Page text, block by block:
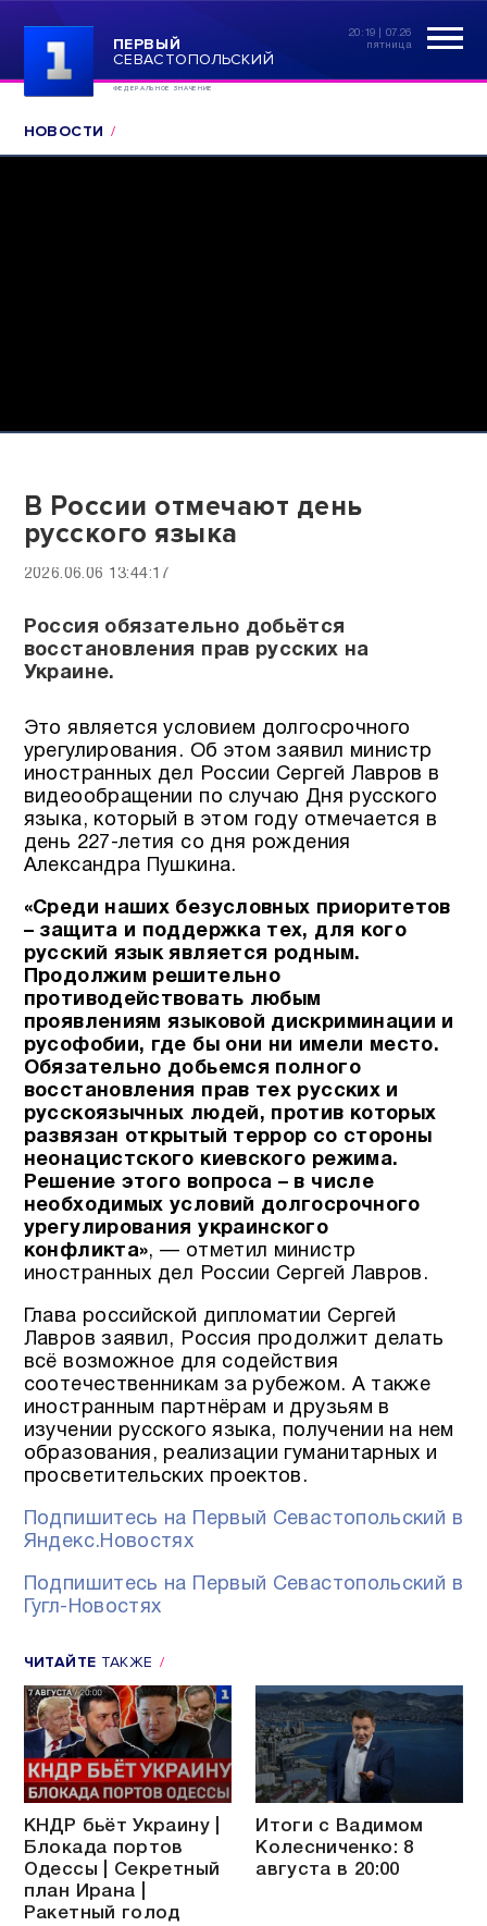
ПЕРВЫЙ
СЕВАСТОПОЛЬСКИЙ
ФЕДЕРАЛЬНОЕ ЗНАЧЕНИЕ
20:19 | 07.26
пятница
НОВОСТИ
В России отмечают день
русского языка
2026.06.06 13:44:17
Россия обязательно добьётся
восстановления прав русских на
Украине.
Это является условием долгосрочного
урегулирования. Об этом заявил министр
иностранных дел России Сергей Лавров в
видеообращении по случаю Дня русского
языка, который в этом году отмечается в
день 227-летия со дня рождения
Александра Пушкина.
«Среди наших безусловных приоритетов
– защита и поддержка тех, для кого
русский язык является родным.
Продолжим решительно
противодействовать любым
проявлениям языковой дискриминации и
русофобии, где бы они ни имели место.
Обязательно добьемся полного
восстановления прав тех русских и
русскоязычных людей, против которых
развязан открытый террор со стороны
неонацистского киевского режима.
Решение этого вопроса – в числе
необходимых условий долгосрочного
урегулирования украинского
конфликта», — отметил министр
иностранных дел России Сергей Лавров.
Глава российской дипломатии Сергей
Лавров заявил, Россия продолжит делать
всё возможное для содействия
соотечественникам за рубежом. А также
иностранным партнёрам и друзьям в
изучении русского языка, получении на нем
образования, реализации гуманитарных и
просветительских проектов.
Подпишитесь на Первый Севастопольский в
Яндекс.Новостях
Подпишитесь на Первый Севастопольский в
Гугл-Новостях
ЧИТАЙТЕ ТАКЖЕ
КНДР бьёт Украину |
Блокада портов
Одессы | Секретный
план Ирана |
Ракетный голод
Итоги с Вадимом
Колесниченко: 8
августа в 20:00